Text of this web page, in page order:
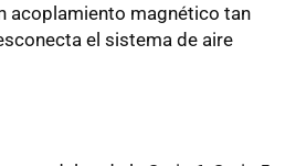
acoplamiento magnético tan
el sistema de aire